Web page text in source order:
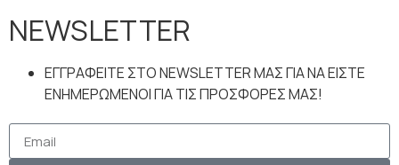
NEWSLETTER
ΕΓΓΡΑΦΕΙΤΕ ΣΤΟ NEWSLETTER ΜΑΣ ΓΙΑ ΝΑ ΕΙΣΤΕ
ΕΝΗΜΕΡΩΜΕΝΟΙ ΓΙΑ ΤΙΣ ΠΡΟΣΦΟΡΕΣ ΜΑΣ!